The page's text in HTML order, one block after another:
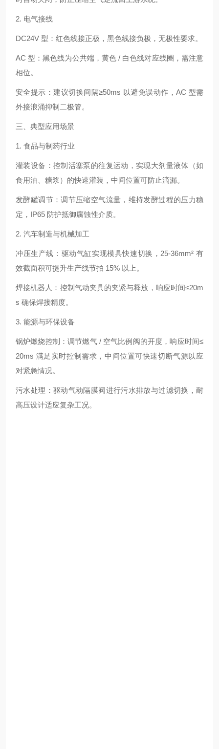
2. 电气接线
DC24V 型：红色线接正极，黑色线接负极，无极性要求。
AC 型：黑色线为公共端，黄色 / 白色线对应线圈，需注意
相位。
安全提示：建议切换间隔≥50ms 以避免误动作，AC 型需
外接浪涌抑制二极管。
三、典型应用场景
1. 食品与制药行业
灌装设备：控制活塞泵的往复运动，实现大剂量液体（如
食用油、糖浆）的快速灌装，中间位置可防止滴漏。
发酵罐调节：调节压缩空气流量，维持发酵过程的压力稳
定，IP65 防护抵御腐蚀性介质。
2. 汽车制造与机械加工
冲压生产线：驱动气缸实现模具快速切换，25-36mm² 有
效截面积可提升生产线节拍 15% 以上。
焊接机器人：控制气动夹具的夹紧与释放，响应时间≤20m
s 确保焊接精度。
3. 能源与环保设备
锅炉燃烧控制：调节燃气 / 空气比例阀的开度，响应时间≤
20ms 满足实时控制需求，中间位置可快速切断气源以应
对紧急情况。
污水处理：驱动气动隔膜阀进行污水排放与过滤切换，耐
高压设计适应复杂工况。